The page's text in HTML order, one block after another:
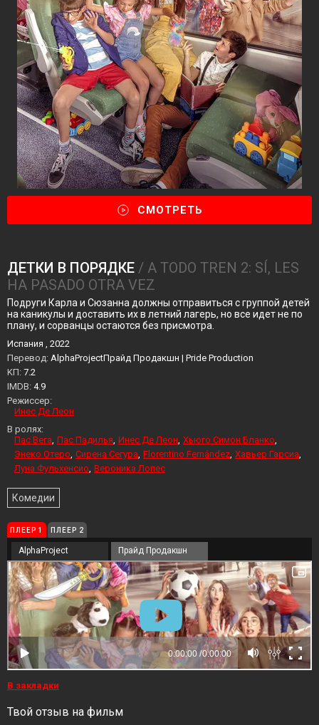
СМОТРЕТЬ
ДЕТКИ В ПОРЯДКЕ / A TODO TREN 2: SÍ, LES
HA PASADO OTRA VEZ
Подруги Карла и Сюзанна должны отправиться с группой детей
на каникулы и доставить их в летний лагерь, но все идет не по
плану, и сорванцы остаются без присмотра.
Испания , 2022
Перевод: AlphaProjectПрайд Продакшн | Pride Production
KП: 7.2
IMDB: 4.9
Режиссер:
Инес Де Леон
В ролях:
Пас Вега Пас Падилья Инес Де Леон Хьюго Симон Бланко
Энеко Отеро Сирена Сегура Florentino Fernández Хавьер Гарсиа
Луна Фульхенсио Вероника Лопес
Комедии
ПЛЕЕР 1 ПЛЕЕР 2
AlphaProject Прайд Продакшн
В закладки
Твой отзыв на фильм